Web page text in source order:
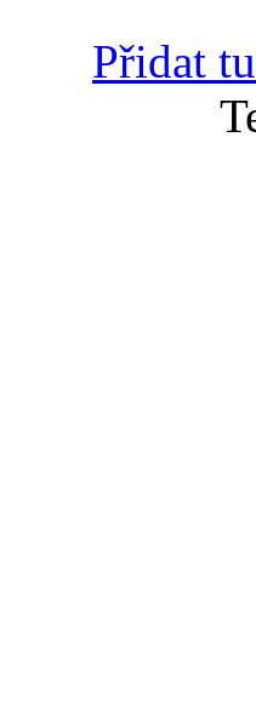
Přidat